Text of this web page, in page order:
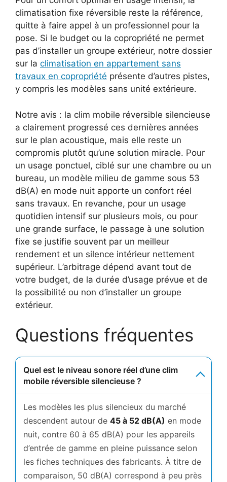
climatisation fixe réversible reste la référence,
quitte à faire appel à un professionnel pour la
pose. Si le budget ou la copropriété ne permet
pas d’installer un groupe extérieur, notre dossier
sur la climatisation en appartement sans
travaux en copropriété présente d’autres pistes,
y compris les modèles sans unité extérieure.
Notre avis : la clim mobile réversible silencieuse
a clairement progressé ces dernières années
sur le plan acoustique, mais elle reste un
compromis plutôt qu’une solution miracle. Pour
un usage ponctuel, ciblé sur une chambre ou un
bureau, un modèle milieu de gamme sous 53
dB(A) en mode nuit apporte un confort réel
sans travaux. En revanche, pour un usage
quotidien intensif sur plusieurs mois, ou pour
une grande surface, le passage à une solution
fixe se justifie souvent par un meilleur
rendement et un silence intérieur nettement
supérieur. L’arbitrage dépend avant tout de
votre budget, de la durée d’usage prévue et de
la possibilité ou non d’installer un groupe
extérieur.
Questions fréquentes
Quel est le niveau sonore réel d’une clim
mobile réversible silencieuse ?
Les modèles les plus silencieux du marché
descendent autour de 45 à 52 dB(A) en mode
nuit, contre 60 à 65 dB(A) pour les appareils
d’entrée de gamme en pleine puissance selon
les fiches techniques des fabricants. À titre de
comparaison, 50 dB(A) correspond à peu près